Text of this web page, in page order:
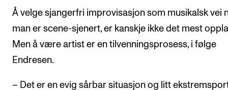
Å velge sjangerfri improvisasjon som musikalsk vei
man er scene-sjenert, er kanskje ikke det mest
Men å være artist er en tilvenningsprosess, i følge
Endresen.
– Det er en evig sårbar situasjon og litt